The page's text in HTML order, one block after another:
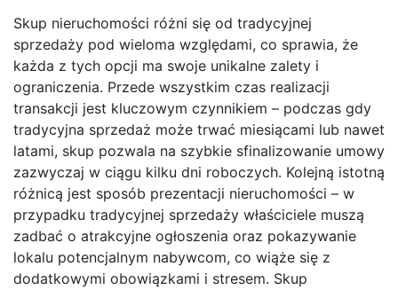
Skup nieruchomości różni się od tradycyjnej
sprzedaży pod wieloma względami, co sprawia, że
każda z tych opcji ma swoje unikalne zalety i
ograniczenia. Przede wszystkim czas realizacji
transakcji jest kluczowym czynnikiem – podczas gdy
tradycyjna sprzedaż może trwać miesiącami lub nawet
latami, skup pozwala na szybkie sfinalizowanie umowy
zazwyczaj w ciągu kilku dni roboczych. Kolejną istotną
różnicą jest sposób prezentacji nieruchomości – w
przypadku tradycyjnej sprzedaży właściciele muszą
zadbać o atrakcyjne ogłoszenia oraz pokazywanie
lokalu potencjalnym nabywcom, co wiąże się z
dodatkowymi obowiązkami i stresem. Skup